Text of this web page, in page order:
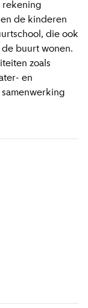
rekening
de kinderen
die ook
buurt wonen.
zoals
en